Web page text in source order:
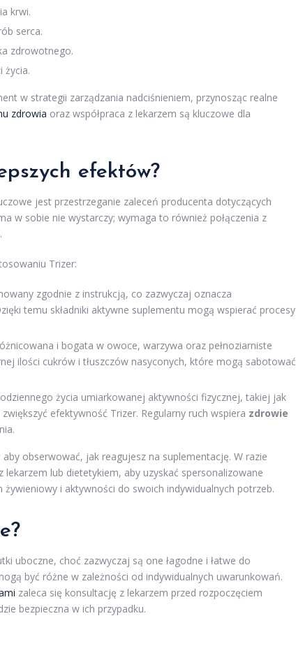
krwi.
serca.
zdrowotnego.
życia.
w strategii zarządzania nadciśnieniem, przynosząc realne
zdrowia oraz współpraca z lekarzem są kluczowe dla
efektów?
jest przestrzeganie zaleceń producenta dotyczących
w sobie nie wystarczy; wymaga to również połączenia z
.
Trizer:
zgodnie z instrukcją, co zazwyczaj oznacza
temu składniki aktywne suplementu mogą wspierać procesy
i bogata w owoce, warzywa oraz pełnoziarniste
ilości cukrów i tłuszczów nasyconych, które mogą sabotować
życia umiarkowanej aktywności fizycznej, takiej jak
efektywność Trizer. Regularny ruch wspiera zdrowie
obserwować, jak reagujesz na suplementację. W razie
lub dietetykiem, aby uzyskać spersonalizowane
i aktywności do swoich indywidualnych potrzeb.
uboczne, choć zazwyczaj są one łagodne i łatwe do
być różne w zależności od indywidualnych uwarunkowań.
zaleca się konsultację z lekarzem przed rozpoczęciem
bezpieczna w ich przypadku.